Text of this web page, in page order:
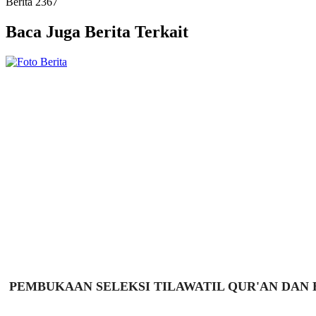
Baca Juga Berita Terkait
PEMBUKAAN SELEKSI TILAWATIL QUR'AN DAN